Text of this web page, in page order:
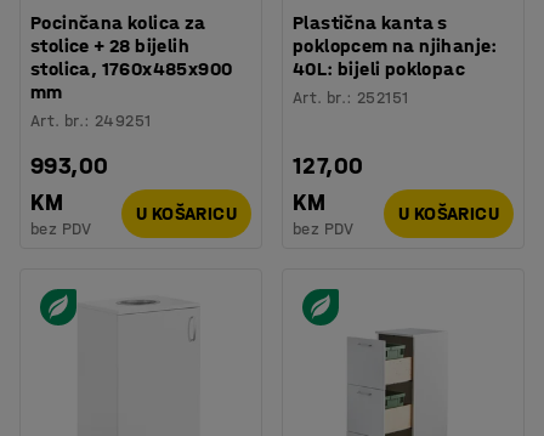
Pocinčana kolica za
stolice + 28 bijelih
stolica, 1760x485x900
mm
Art. br.: 249251
993,00
KM
bez PDV
U KOŠARICU
Plastična kanta s
poklopcem na njihanje:
40L: bijeli poklopac
Art. br.: 252151
127,00
KM
bez PDV
U KOŠARICU